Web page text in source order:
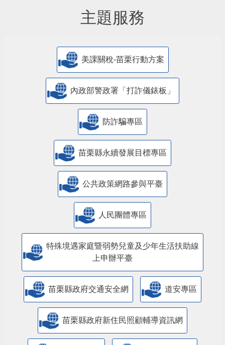
主題服務
美課關稅-苗栗行動方案
內政部警政署「打詐儀錶板」
防詐騙專區
苗栗縣永續發展目標專區
公共政策網路參與平臺
人民團體專區
特殊境遇家庭暨弱勢兒童及少年生活扶助線
上申辦平臺
苗栗縣政府交通安全網 道安專區
苗栗縣政府新住民照顧輔導資訊網